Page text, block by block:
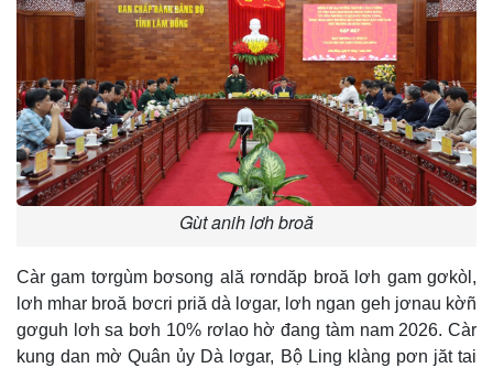
Gùt anih lơh broă
Càr gam tơrgùm bơsong ală rơndăp broă lơh gam gơkòl,
lơh mhar broă bơcri priă dà lơgar, lơh ngan geh jơnau kờñ
gơguh lơh sa bơh 10% rơlao hờ đang tàm nam 2026. Càr
kung dan mờ Quân ủy Dà lơgar, Bộ Ling klàng pơn jăt tai